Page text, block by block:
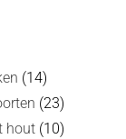
(14)
(23)
hout (10)